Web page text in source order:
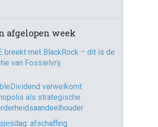
afgelopen week
breekt met BlackRock – dit is de
van Fossielvrij
verwelkomt
als strategische
afschaffing